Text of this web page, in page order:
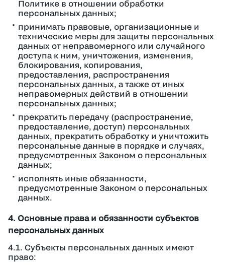
Политике в отношении обработки
персональных данных;
принимать правовые, организационные и
технические меры для защиты персональных
данных от неправомерного или случайного
доступа к ним, уничтожения, изменения,
блокирования, копирования,
предоставления, распространения
персональных данных, а также от иных
неправомерных действий в отношении
персональных данных;
прекратить передачу (распространение,
предоставление, доступ) персональных
данных, прекратить обработку и уничтожить
персональные данные в порядке и случаях,
предусмотренных Законом о персональных
данных;
исполнять иные обязанности,
предусмотренные Законом о персональных
данных.
4. Основные права и обязанности субъектов
персональных данных
4.1. Субъекты персональных данных имеют
право: